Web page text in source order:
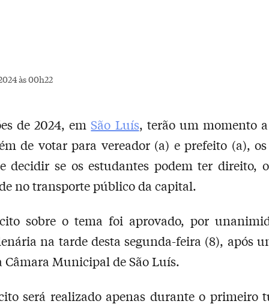
às 00h22
de 2024, emSão Luís, terão um momento
de votar para vereador (a) e prefeito (a),
decidir se os estudantes podem ter direito,
no transporte público da capital.
sobre o tema foi aprovado, por
na tarde desta segunda-feira (8), após
Câmara Municipal de São Luís.
será realizado apenas durante o primeiro